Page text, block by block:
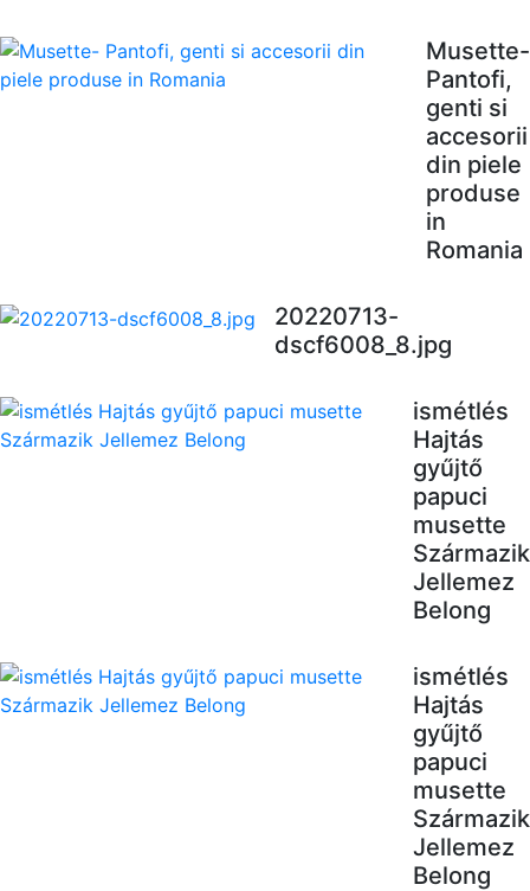
Musette-
Pantofi,
genti si
accesorii
din piele
produse
in
Romania
20220713-
dscf6008_8.jpg
ismétlés
Hajtás
gyűjtő
papuci
musette
Származik
Jellemez
Belong
ismétlés
Hajtás
gyűjtő
papuci
musette
Származik
Jellemez
Belong